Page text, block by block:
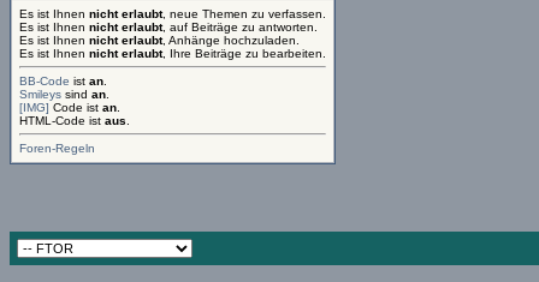
Es ist Ihnen nicht erlaubt, neue Themen zu verfassen.
Es ist Ihnen nicht erlaubt, auf Beiträge zu antworten.
Es ist Ihnen nicht erlaubt, Anhänge hochzuladen.
Es ist Ihnen nicht erlaubt, Ihre Beiträge zu bearbeiten.
BB-Code ist an
Smileys sind an
[IMG] Code ist an
HTML-Code ist aus
Foren-Regeln